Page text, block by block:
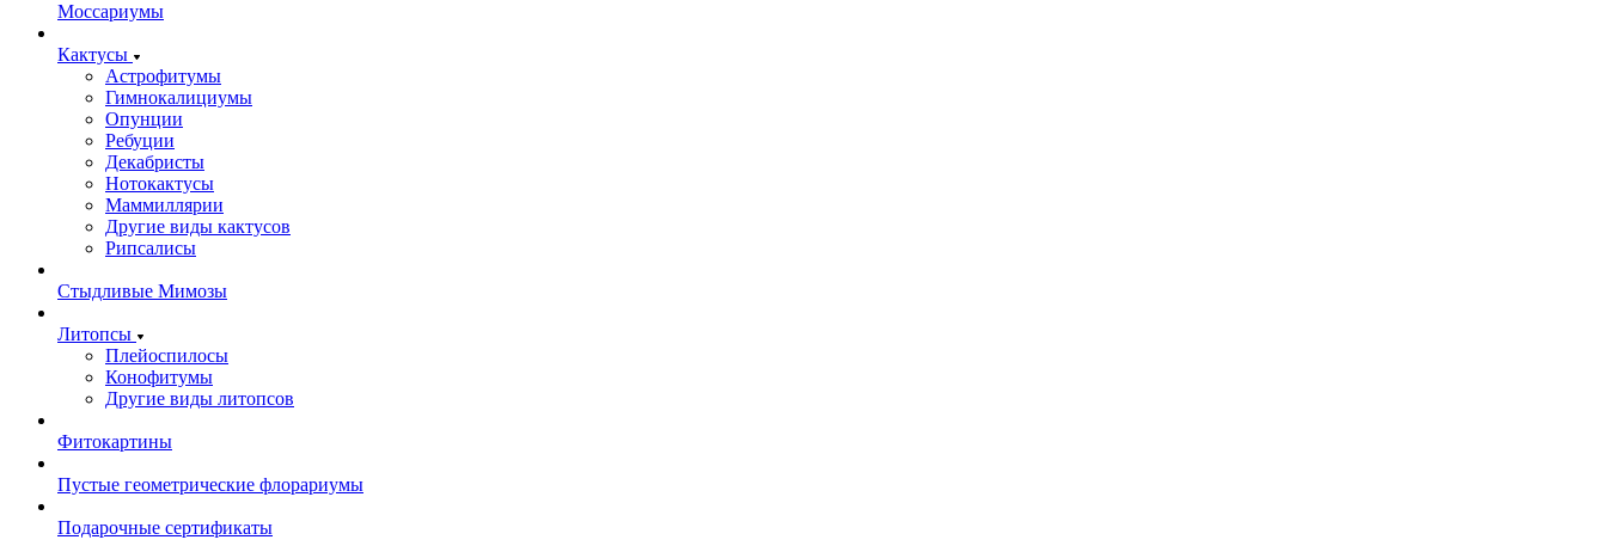
Моссариумы
Кактусы
Астрофитумы
Гимнокалициумы
Опунции
Ребуции
Декабристы
Нотокактусы
Маммиллярии
Другие виды кактусов
Рипсалисы
Стыдливые Мимозы
Литопсы
Плейоспилосы
Конофитумы
Другие виды литопсов
Фитокартины
Пустые геометрические флорариумы
Подарочные сертификаты